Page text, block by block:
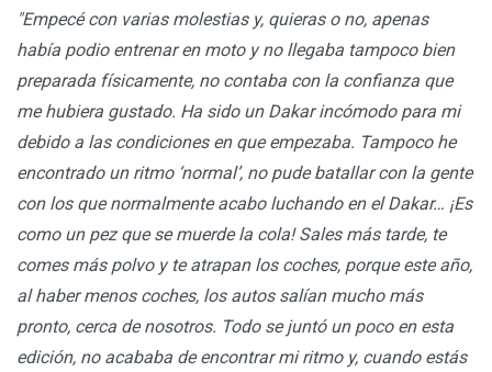
"Empecé con varias molestias y, quieras o no, apenas
había podio entrenar en moto y no llegaba tampoco bien
preparada físicamente, no contaba con la confianza que
me hubiera gustado. Ha sido un Dakar incómodo para mi
debido a las condiciones en que empezaba. Tampoco he
encontrado un ritmo ‘normal’, no pude batallar con la gente
con los que normalmente acabo luchando en el Dakar… ¡Es
como un pez que se muerde la cola! Sales más tarde, te
comes más polvo y te atrapan los coches, porque este año,
al haber menos coches, los autos salían mucho más
pronto, cerca de nosotros. Todo se juntó un poco en esta
edición, no acababa de encontrar mi ritmo y, cuando estás